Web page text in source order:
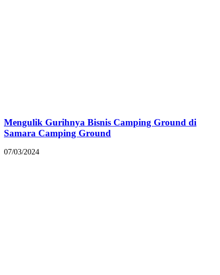
Mengulik Gurihnya Bisnis Camping Ground di
Samara Camping Ground
07/03/2024